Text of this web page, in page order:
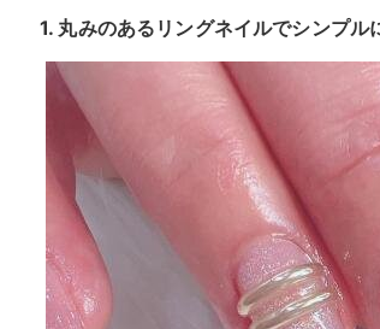
1. 丸みのあるリングネイルでシンプル